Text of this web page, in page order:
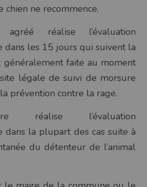
ne recommence.
réalise l’évaluation
dans les 15 jours qui suivent la
généralement faite au moment
légale de suivi de morsure
prévention contre la rage.
réalise l’évaluation
dans la plupart des cas suite à
du détenteur de l’animal